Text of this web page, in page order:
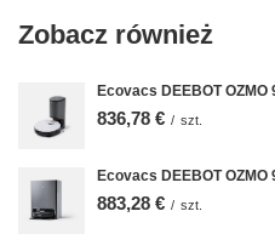
Zobacz również
Ecovacs DEEBOT OZMO
836,78 € / szt.
Ecovacs DEEBOT OZMO
883,28 € / szt.